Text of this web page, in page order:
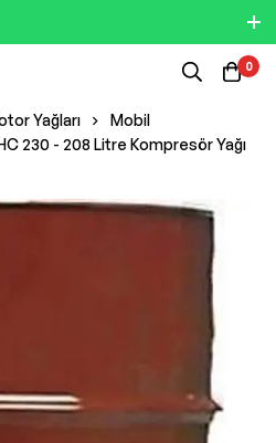
0
Yağları
Mobil
230 - 208 Litre Kompresör Yağı